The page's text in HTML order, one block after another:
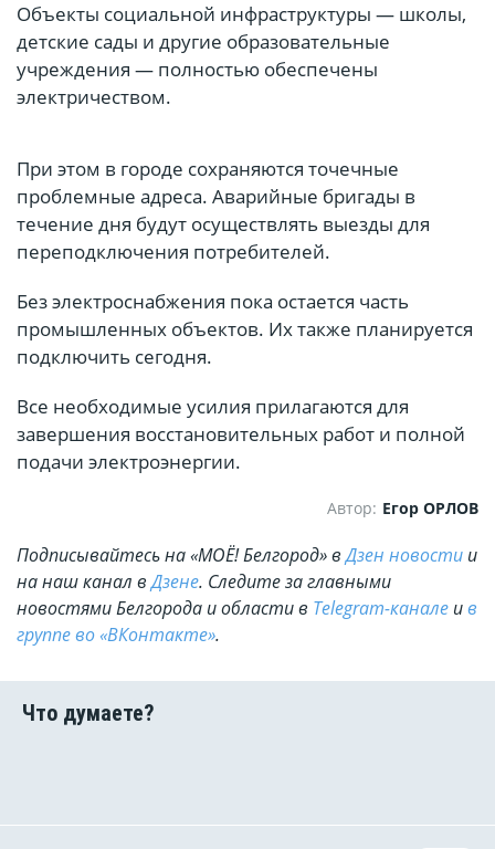
Объекты социальной инфраструктуры — школы,
детские сады и другие образовательные
учреждения — полностью обеспечены
электричеством.
При этом в городе сохраняются точечные
проблемные адреса. Аварийные бригады в
течение дня будут осуществлять выезды для
переподключения потребителей.
Без электроснабжения пока остается часть
промышленных объектов. Их также планируется
подключить сегодня.
Все необходимые усилия прилагаются для
завершения восстановительных работ и полной
подачи электроэнергии.
Автор: Егор ОРЛОВ
Подписывайтесь на «МОЁ! Белгород» вДзен новости и
на наш канал вДзене. Cледите за главными
новостями Белгорода и области в Telegram-канале ив
группе во «ВКонтакте».